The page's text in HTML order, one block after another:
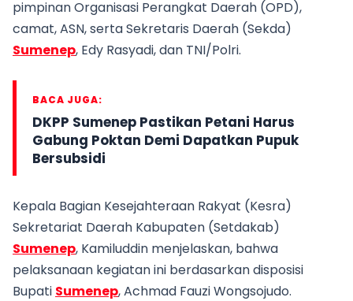
pimpinan Organisasi Perangkat Daerah (OPD),
camat, ASN, serta Sekretaris Daerah (Sekda)
Sumenep, Edy Rasyadi, dan TNI/Polri.
BACA JUGA:
DKPP Sumenep Pastikan Petani Harus
Gabung Poktan Demi Dapatkan Pupuk
Bersubsidi
Kepala Bagian Kesejahteraan Rakyat (Kesra)
Sekretariat Daerah Kabupaten (Setdakab)
Sumenep, Kamiluddin menjelaskan, bahwa
pelaksanaan kegiatan ini berdasarkan disposisi
Bupati Sumenep, Achmad Fauzi Wongsojudo.